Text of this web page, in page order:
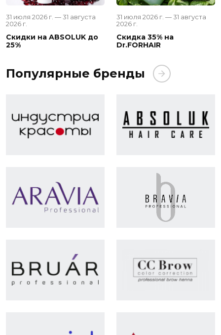
31 июля 2026 г. — 31 августа
2026 г.
Скидки на ABSOLUK до
25%
31 июля 2026 г. — 31 августа
2026 г.
Скидка 35% на
Dr.FORHAIR
Популярные бренды